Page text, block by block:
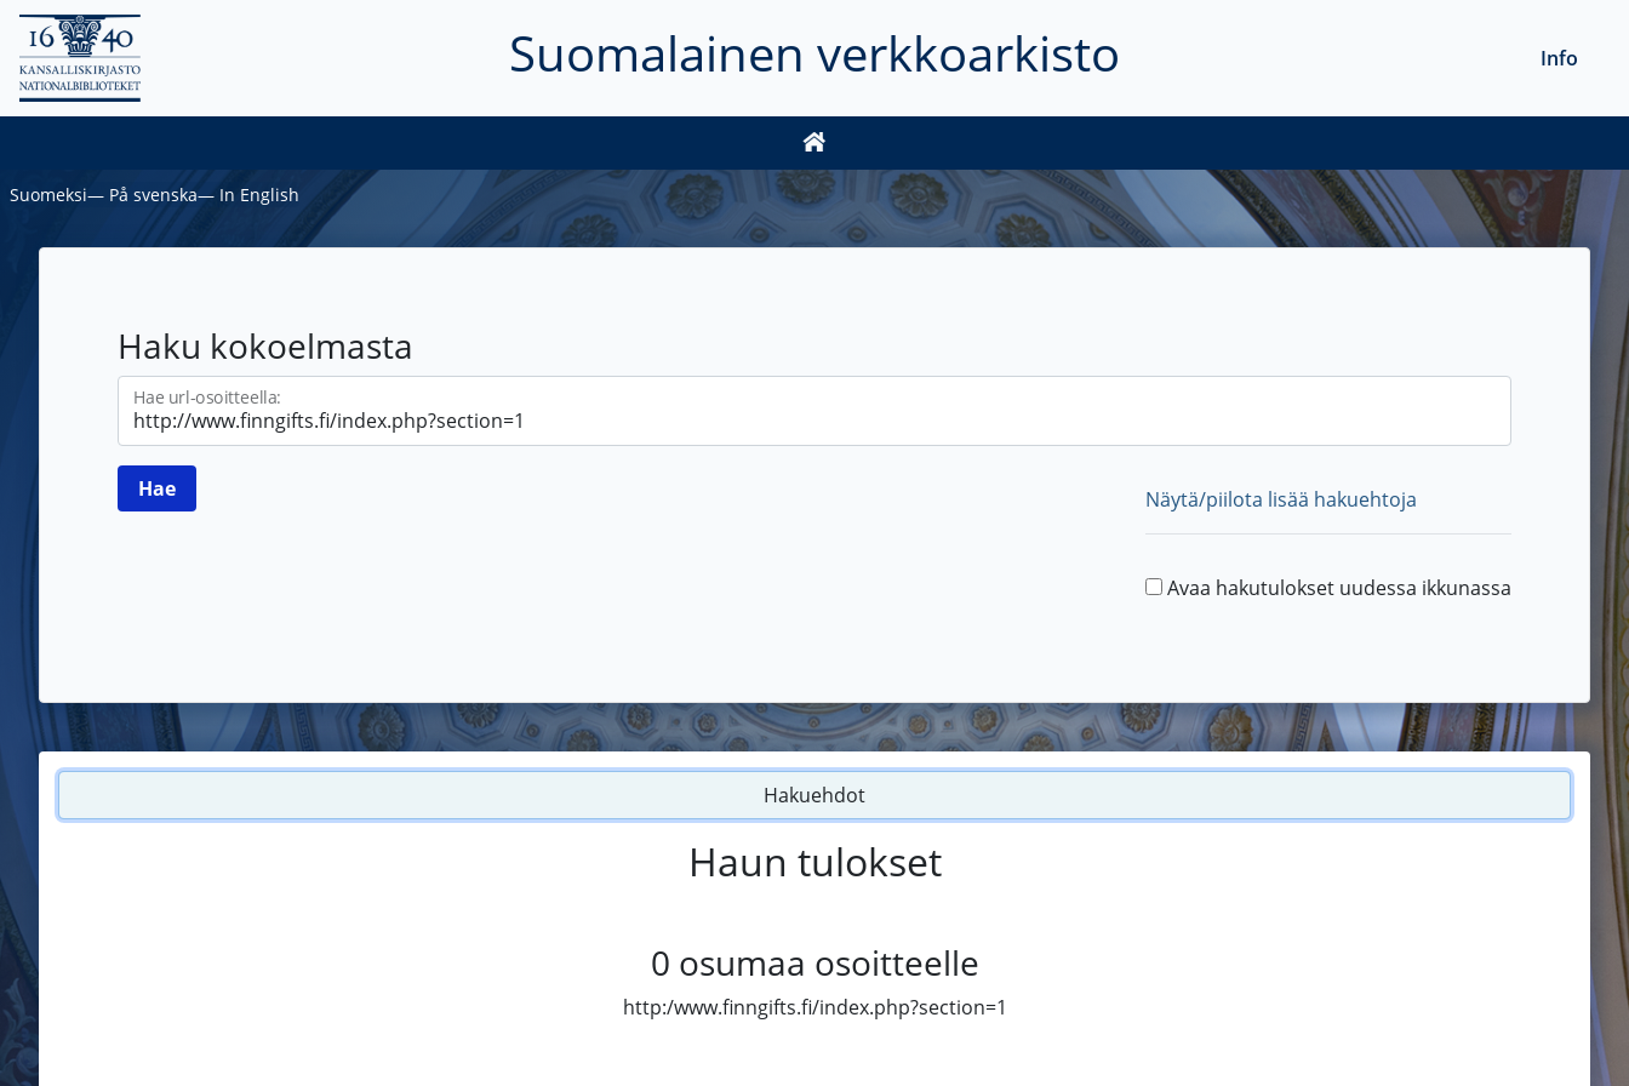
Suomalainen verkkoarkisto Info
Suomeksi― På svenska― In English
Haku kokoelmasta
Hae url-osoitteella:
Näytä/piilota lisää hakuehtoja
Avaa hakutulokset uudessa ikkunassa
Hakuehdot
Haun tulokset
0 osumaa osoitteelle
http:/www.finngifts.fi/index.php?section=1